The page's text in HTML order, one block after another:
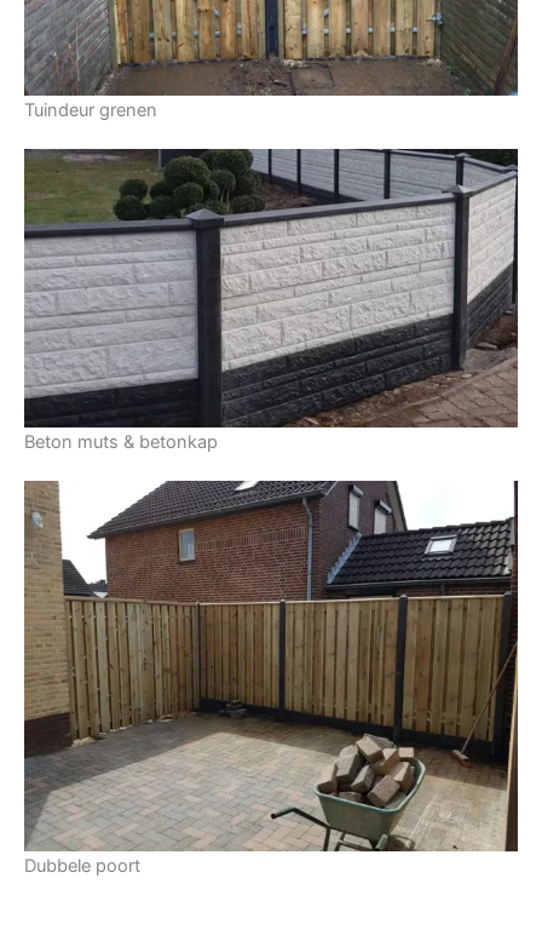
Tuindeur grenen
Beton muts & betonkap
Dubbele poort